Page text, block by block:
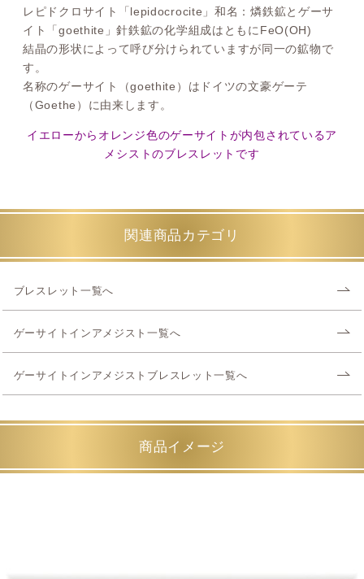
レピドクロサイト「lepidocrocite」和名：燐鉄鉱とゲーサ
イト「goethite」針鉄鉱の化学組成はともにFeO(OH)
結晶の形状によって呼び分けられていますが同一の鉱物で
す。
名称のゲーサイト（goethite）はドイツの文豪ゲーテ
（Goethe）に由来します。
イエローからオレンジ色のゲーサイトが内包されているア
メシストのブレスレットです
関連商品カテゴリ
ブレスレット一覧へ
ゲーサイトインアメジスト一覧へ
ゲーサイトインアメジストブレスレット一覧へ
商品イメージ